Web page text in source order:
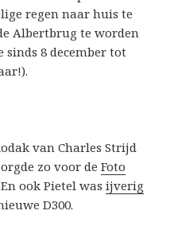
regen naar huis te
Albertbrug te worden
8 december tot
van Charles Strijd
zo voor deFoto
En ook Pietel wasijverig
D300.